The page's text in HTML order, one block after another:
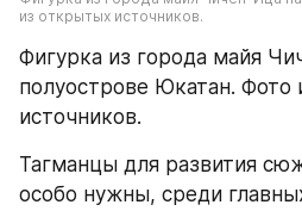
из открытых источников.
Фигурка из города майя
полуострове Юкатан. Фото
источников.
Тагманцы для развития
особо нужны, среди